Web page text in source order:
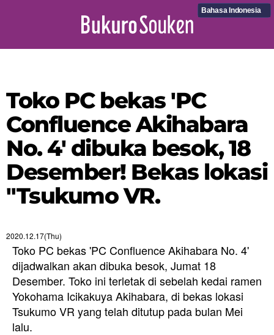
Bahasa Indonesia
Toko PC bekas 'PC
Confluence Akihabara
No. 4' dibuka besok, 18
Desember! Bekas lokasi
"Tsukumo VR.
2020.12.17(Thu)
Toko PC bekas 'PC Confluence Akihabara No. 4'
dijadwalkan akan dibuka besok, Jumat 18
Desember. Toko ini terletak di sebelah kedai ramen
Yokohama Icikakuya Akihabara, di bekas lokasi
Tsukumo VR yang telah ditutup pada bulan Mei
lalu.